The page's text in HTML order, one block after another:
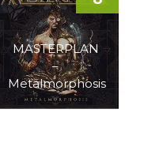
MASTERPLAN
–
Metalmorphosis